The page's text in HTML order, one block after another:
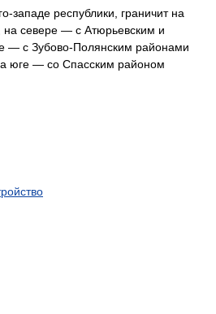
западе республики, граничит на
на севере — с Атюрьевским и
— с Зубово-Полянским районами
юге — со Спасским районом